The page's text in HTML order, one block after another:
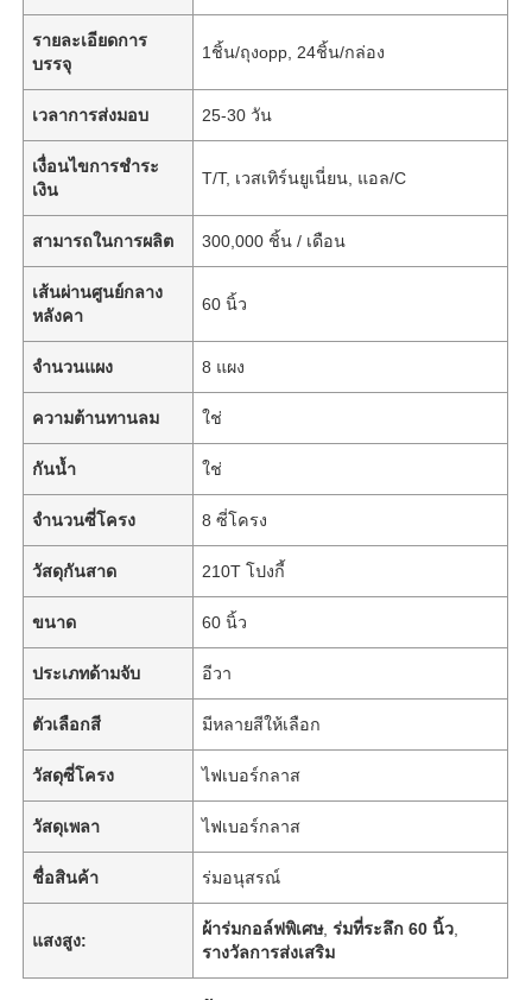
รายละเอียดการ
บรรจุ
1ชิ้น/ถุงopp, 24ชิ้น/กล่อง
เวลาการส่งมอบ 25-30 วัน
เงื่อนไขการชำระ
เงิน
T/T, เวสเทิร์นยูเนี่ยน, แอล/C
สามารถในการผลิต 300,000 ชิ้น / เดือน
เส้นผ่านศูนย์กลาง
หลังคา
60 นิ้ว
จำนวนแผง 8 แผง
ความต้านทานลม ใช่
กันน้ำ ใช่
จำนวนซี่โครง 8 ซี่โครง
วัสดุกันสาด 210T โปงกี้
ขนาด 60 นิ้ว
ประเภทด้ามจับ อีวา
ตัวเลือกสี มีหลายสีให้เลือก
วัสดุซี่โครง ไฟเบอร์กลาส
วัสดุเพลา ไฟเบอร์กลาส
ชื่อสินค้า ร่มอนุสรณ์
แสงสูง:
ผ้าร่มกอล์ฟพิเศษ,ร่มที่ระลึก 60 นิ้ว
รางวัลการส่งเสริม